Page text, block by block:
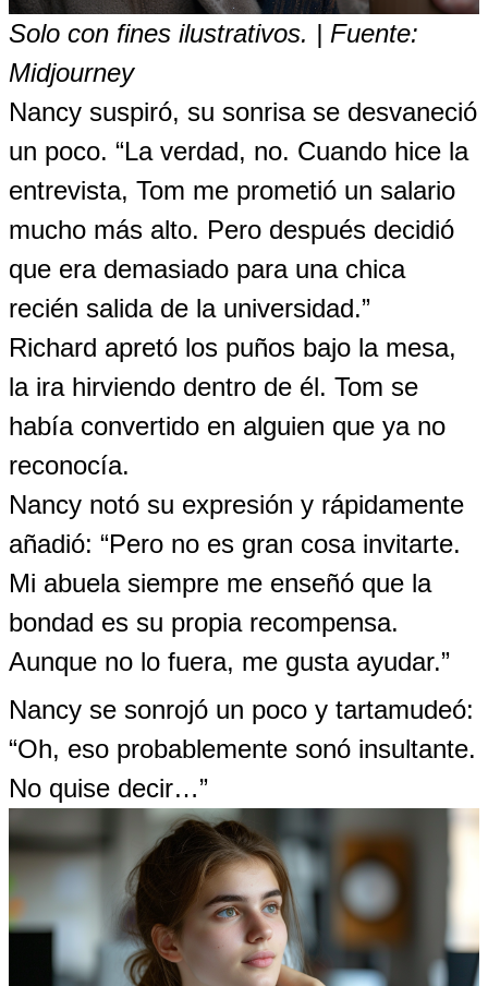
Solo con fines ilustrativos. | Fuente:
Midjourney
Nancy suspiró, su sonrisa se desvaneció
un poco. “La verdad, no. Cuando hice la
entrevista, Tom me prometió un salario
mucho más alto. Pero después decidió
que era demasiado para una chica
recién salida de la universidad.”
Richard apretó los puños bajo la mesa,
la ira hirviendo dentro de él. Tom se
había convertido en alguien que ya no
reconocía.
Nancy notó su expresión y rápidamente
añadió: “Pero no es gran cosa invitarte.
Mi abuela siempre me enseñó que la
bondad es su propia recompensa.
Aunque no lo fuera, me gusta ayudar.”
Nancy se sonrojó un poco y tartamudeó:
“Oh, eso probablemente sonó insultante.
No quise decir…”